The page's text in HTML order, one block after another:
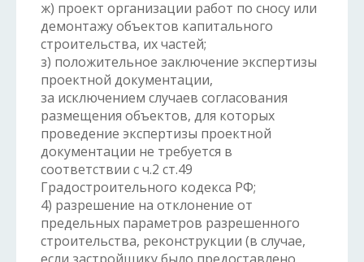
ж) проект организации работ по сносу или
демонтажу объектов капитального
строительства, их частей;
з) положительное заключение экспертизы
проектной документации,
за исключением случаев согласования
размещения объектов, для которых
проведение экспертизы проектной
документации не требуется в
соответствии с ч.2 ст.49
Градостроительного кодекса РФ;
4) разрешение на отклонение от
предельных параметров разрешенного
строительства, реконструкции (в случае,